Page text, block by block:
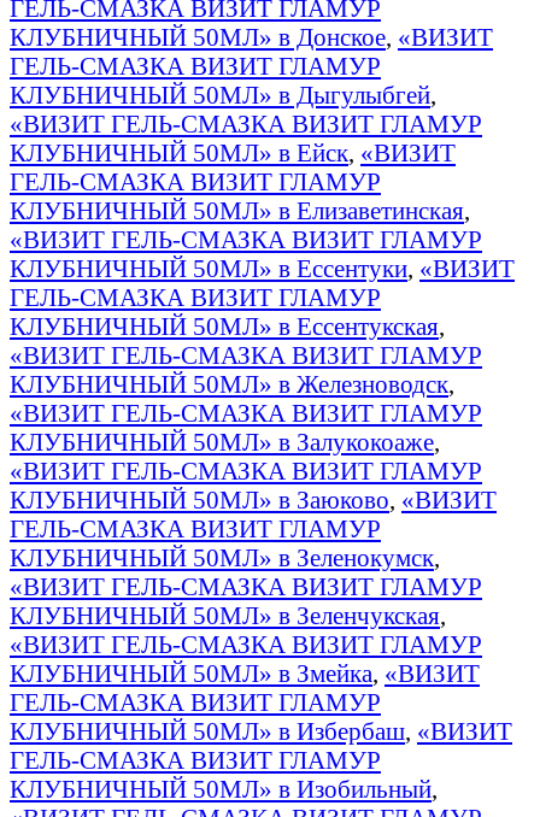
ГЕЛЬ-СМАЗКА ВИЗИТ ГЛАМУР
КЛУБНИЧНЫЙ 50МЛ» в Донское, «ВИЗИТ
ГЕЛЬ-СМАЗКА ВИЗИТ ГЛАМУР
КЛУБНИЧНЫЙ 50МЛ» в Дыгулыбгей,
«ВИЗИТ ГЕЛЬ-СМАЗКА ВИЗИТ ГЛАМУР
КЛУБНИЧНЫЙ 50МЛ» в Ейск, «ВИЗИТ
ГЕЛЬ-СМАЗКА ВИЗИТ ГЛАМУР
КЛУБНИЧНЫЙ 50МЛ» в Елизаветинская,
«ВИЗИТ ГЕЛЬ-СМАЗКА ВИЗИТ ГЛАМУР
КЛУБНИЧНЫЙ 50МЛ» в Ессентуки, «ВИЗИТ
ГЕЛЬ-СМАЗКА ВИЗИТ ГЛАМУР
КЛУБНИЧНЫЙ 50МЛ» в Ессентукская,
«ВИЗИТ ГЕЛЬ-СМАЗКА ВИЗИТ ГЛАМУР
КЛУБНИЧНЫЙ 50МЛ» в Железноводск,
«ВИЗИТ ГЕЛЬ-СМАЗКА ВИЗИТ ГЛАМУР
КЛУБНИЧНЫЙ 50МЛ» в Залукокоаже,
«ВИЗИТ ГЕЛЬ-СМАЗКА ВИЗИТ ГЛАМУР
КЛУБНИЧНЫЙ 50МЛ» в Заюково, «ВИЗИТ
ГЕЛЬ-СМАЗКА ВИЗИТ ГЛАМУР
КЛУБНИЧНЫЙ 50МЛ» в Зеленокумск,
«ВИЗИТ ГЕЛЬ-СМАЗКА ВИЗИТ ГЛАМУР
КЛУБНИЧНЫЙ 50МЛ» в Зеленчукская,
«ВИЗИТ ГЕЛЬ-СМАЗКА ВИЗИТ ГЛАМУР
КЛУБНИЧНЫЙ 50МЛ» в Змейка, «ВИЗИТ
ГЕЛЬ-СМАЗКА ВИЗИТ ГЛАМУР
КЛУБНИЧНЫЙ 50МЛ» в Избербаш, «ВИЗИТ
ГЕЛЬ-СМАЗКА ВИЗИТ ГЛАМУР
КЛУБНИЧНЫЙ 50МЛ» в Изобильный,